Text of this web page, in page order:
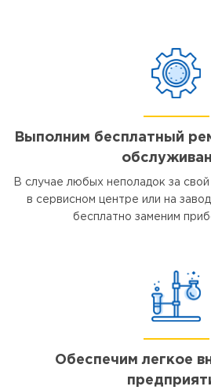
Выполним бесплатный
В случае любых неполадок за
в сервисном центре или на
бесплатно заменим
Обеспечим легкое